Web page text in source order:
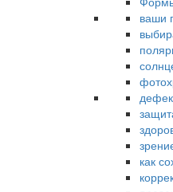
ваши
как